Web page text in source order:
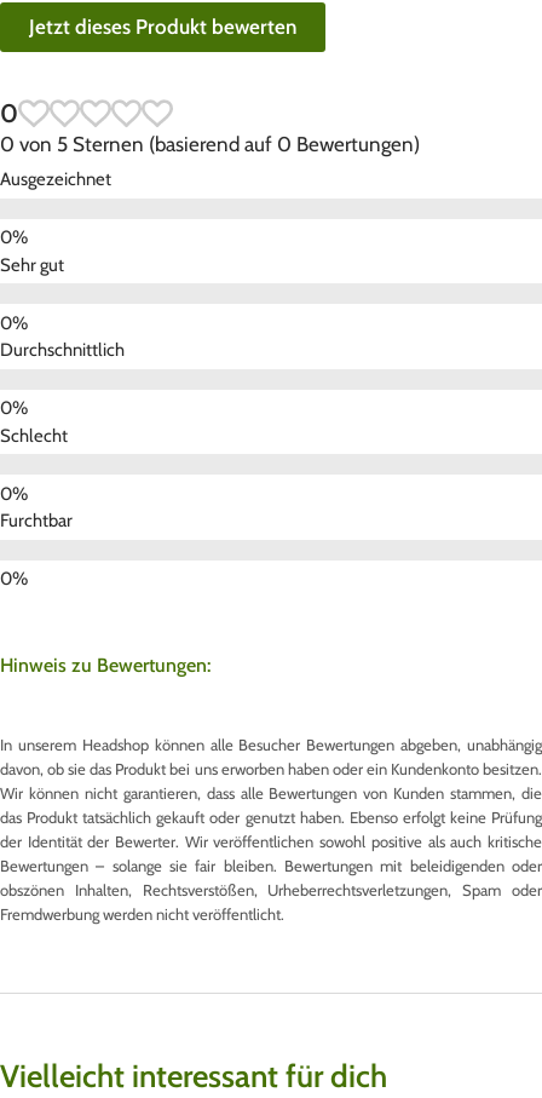
Jetzt dieses Produkt bewerten
0
0 von 5 Sternen (basierend auf 0 Bewertungen)
Ausgezeichnet
Sehr gut
Durchschnittlich
Schlecht
Furchtbar
Hinweis zu Bewertungen:
In unserem Headshop können alle Besucher Bewertungen abgeben, unabhängig
davon, ob sie das Produkt bei uns erworben haben oder ein Kundenkonto besitzen.
Wir können nicht garantieren, dass alle Bewertungen von Kunden stammen, die
das Produkt tatsächlich gekauft oder genutzt haben. Ebenso erfolgt keine Prüfung
der Identität der Bewerter. Wir veröffentlichen sowohl positive als auch kritische
Bewertungen – solange sie fair bleiben. Bewertungen mit beleidigenden oder
obszönen Inhalten, Rechtsverstößen, Urheberrechtsverletzungen, Spam oder
Fremdwerbung werden nicht veröffentlicht.
Vielleicht interessant für dich